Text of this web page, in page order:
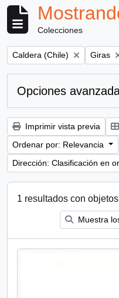
Colecciones
Remove filter:
Caldera (Chile) Giras
Opciones
Imprimir vista previa
Ordenar por: Relevancia
Dirección: Clasificación en
1 resultados con
Muestra